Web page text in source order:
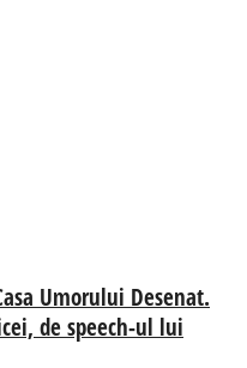
Umorului Desenat.
de speech-ul lui